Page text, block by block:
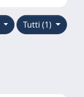
Tutti (1)